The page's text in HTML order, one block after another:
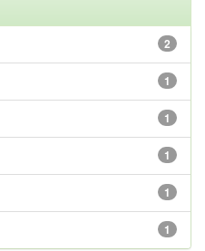
2
1
1
1
1
1